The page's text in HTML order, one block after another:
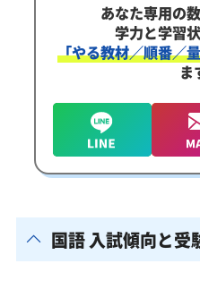
あなた専用の
学力と学習
「やる教材／順番／
ま
国語 入試傾向と受